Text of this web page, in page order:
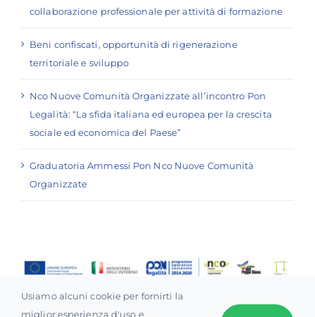
collaborazione professionale per attività di formazione
Beni confiscati, opportunità di rigenerazione
territoriale e sviluppo
Nco Nuove Comunità Organizzate all’incontro Pon
Legalità: “La sfida italiana ed europea per la crescita
sociale ed economica del Paese”
Graduatoria Ammessi Pon Nco Nuove Comunità
Organizzate
© 2021 • N.C.O. – Nuova Cooperazione Organizzata•
Usiamo alcuni cookie per fornirti la
miglior esperienza d'uso e